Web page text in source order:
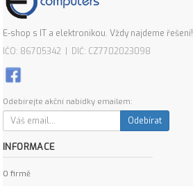
E-shop s IT a elektronikou. Vždy najdeme řešení!
IČO: 86705342 | DIČ: CZ7702023098
Odebírejte akční nabídky emailem:
Odebírat
INFORMACE
O firmě